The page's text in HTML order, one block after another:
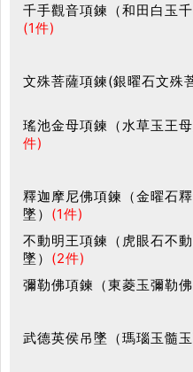
千手觀音項鍊（和田白玉
(1件)
文殊菩薩項鍊(銀曜石文殊
瑤池金母項鍊（水草玉王
件)
釋迦摩尼佛項鍊（金曜石
墜） (1件)
不動明王項鍊（虎眼石不
墜） (2件)
彌勒佛項鍊（東菱玉彌勒佛
武德英侯吊墜（瑪瑙玉髓玉